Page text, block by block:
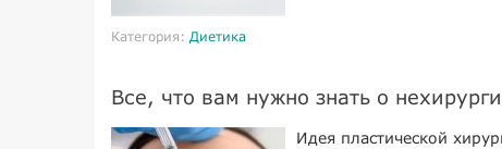
Категория: Диетика
Все, что вам нужно знать о
Идея пластической